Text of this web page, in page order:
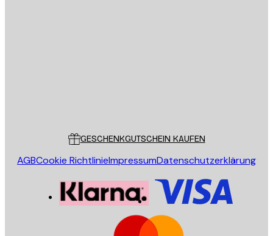
GESCHENKGUTSCHEIN KAUFEN
AGBCookie RichtlinieImpressumDatenschutzerklärung